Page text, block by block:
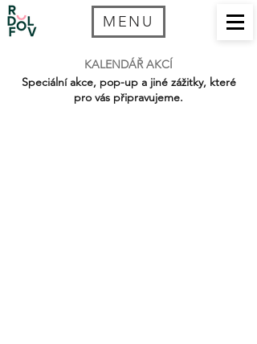
MENU
KALENDÁŘ AKCÍ​
Speciální akce, pop-up a jiné zážitky, které
pro vás připravujeme.